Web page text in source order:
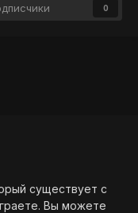
0
существует с
Вы можете